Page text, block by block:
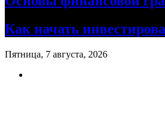
Как начать
Пятница, 7 августа, 2026